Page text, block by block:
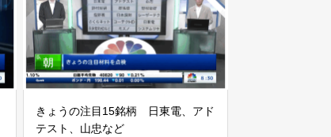
きょうの注目15銘柄 日東電、アド
テスト、山忠など